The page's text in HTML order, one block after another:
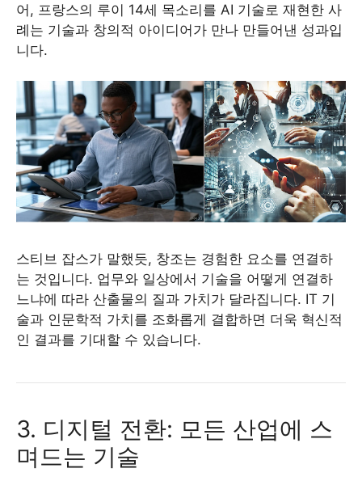
어, 프랑스의 루이 14세 목소리를 AI 기술로 재현한 사
례는 기술과 창의적 아이디어가 만나 만들어낸 성과입
니다.
스티브 잡스가 말했듯, 창조는 경험한 요소를 연결하
는 것입니다. 업무와 일상에서 기술을 어떻게 연결하
느냐에 따라 산출물의 질과 가치가 달라집니다. IT 기
술과 인문학적 가치를 조화롭게 결합하면 더욱 혁신적
인 결과를 기대할 수 있습니다.
3. 디지털 전환: 모든 산업에 스
며드는 기술